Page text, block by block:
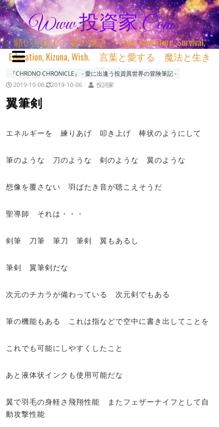
Www.投資家.com
願いと紡ぐ 君の物語 ＊ Love, Adventure, Survival,
Education, Kizuna, Wish. 言葉と愛する 魔法と生き
る 詞と生きる
『CHRONO CHRONICLE』 ‐ 愛に出逢う投資異世界の冒険筆記 ‐
2019-10-06
2019-10-06 投詞家
翼筆剣
エネルギーを 練りあげ 叩き上げ 棒状のようにして
筆のような 刀のような 剣のような 翼のような
想像を覆さない 羽ばたき音が聴こえそうだ
聖導師 それは・・・
剣筆 刀筆 筆刀 筆剣 翼もあるし
筆剣 翼筆剣だな
次元のチカラが備わっている 次元剣でもある
筆の機能もある これは指などで空中に書き出してことを
これでも可能にしやすくしたこと
あと液体状インクも使用可能だな
翼で羽毛の身軽さ飛翔性能 またフェザーナイフとして自
動攻撃性能